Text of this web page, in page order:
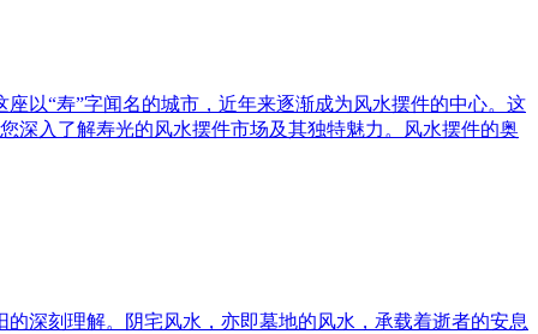
以“寿”字闻名的城市，近年来逐渐成为风水摆件的中心。这
深入了解寿光的风水摆件市场及其独特魅力。风水摆件的奥
深刻理解。阴宅风水，亦即墓地的风水，承载着逝者的安息